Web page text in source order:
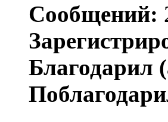
Сообщений:
Благодарил